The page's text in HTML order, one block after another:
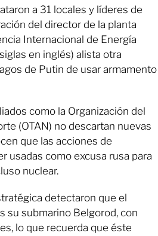
a 31 locales y líderes de
del director de la planta
Internacional de Energía
en inglés) alista otra
de Putin de usar armamento
como la Organización del
(OTAN) no descartan nuevas
que las acciones de
usadas como excusa rusa para
nuclear.
detectaron que el
su submarino Belgorod, con
lo que recuerda que éste